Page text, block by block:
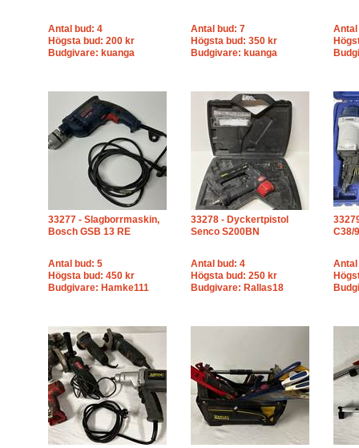
Antal bud: 4
Högsta bud: 200 kr
Budgivare: kuanga
Antal bud: 7
Högsta bud: 350 kr
Budgivare: kuanga
Antal
33277 - Slagborrmaskin,
Bosch GSB 13 RE
Antal bud: 5
Högsta bud: 450 kr
Budgivare: Hamke111
33278 - Dyckertpistol
Senco S200BN
Antal bud: 4
Högsta bud: 250 kr
Budgivare: Rallas18
C38/
Antal